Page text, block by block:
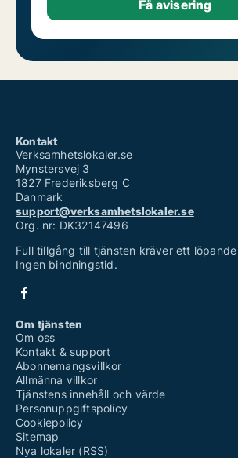
Kontakt
Verksamhetslokaler.se
Mynstersvej 3
1827 Frederiksberg C
Danmark
support@verksamhetslokaler.se
Org. nr: DK32147496
Full tillgång till tjänsten kräver ett
Ingen bindningstid.
Om tjänsten
Om oss
Kontakt & support
Abonnemangsvillkor
Allmänna villkor
Tjänstens innehåll och värde
Personuppgiftspolicy
Cookiepolicy
Sitemap
Nya lokaler (RSS)